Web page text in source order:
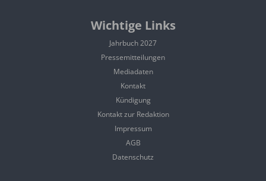
Wichtige Links
Jahrbuch 2027
Pressemitteilungen
Mediadaten
Kontakt
Kündigung
Kontakt zur Redaktion
Impressum
AGB
Datenschutz